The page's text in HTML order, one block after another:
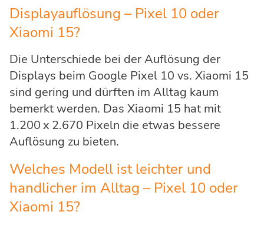
Displayauflösung – Pixel 10 oder
Xiaomi 15?
Die Unterschiede bei der Auflösung der
Displays beim Google Pixel 10 vs. Xiaomi 15
sind gering und dürften im Alltag kaum
bemerkt werden. Das Xiaomi 15 hat mit
1.200 x 2.670 Pixeln die etwas bessere
Auflösung zu bieten.
Welches Modell ist leichter und
handlicher im Alltag – Pixel 10 oder
Xiaomi 15?